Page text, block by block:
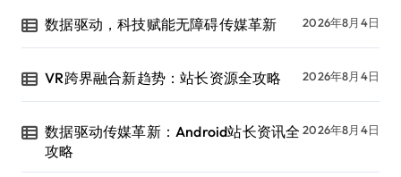
数据驱动，科技赋能无障碍传媒革新 2026年8月4日
VR跨界融合新趋势：站长资源全攻略 2026年8月4日
数据驱动传媒革新：Android站长资讯全
攻略
2026年8月4日